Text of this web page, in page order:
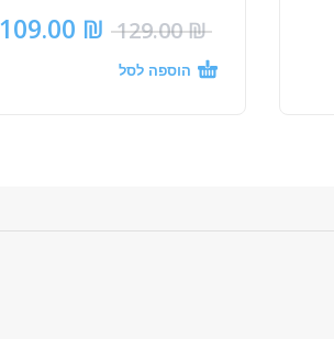
129.00₪
109.00 ₪
הוספה לסל